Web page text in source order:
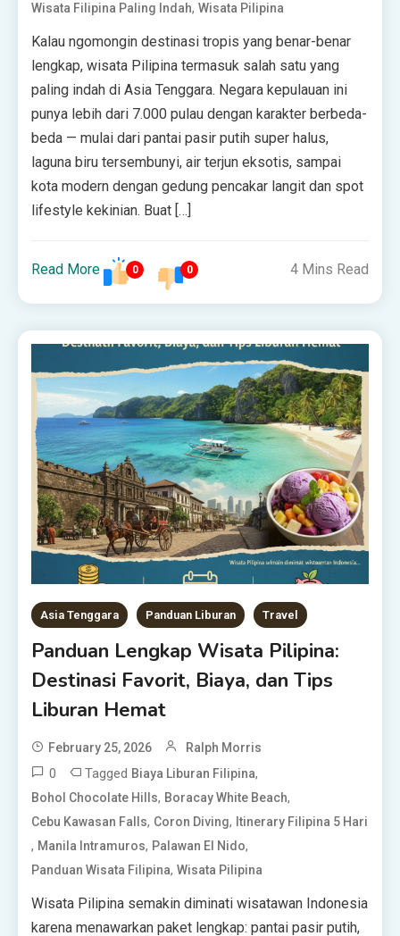
Wisata Filipina Paling Indah,Wisata Pilipina
Kalau ngomongin destinasi tropis yang benar-benar
lengkap, wisata Pilipina termasuk salah satu yang
paling indah di Asia Tenggara. Negara kepulauan ini
punya lebih dari 7.000 pulau dengan karakter berbeda-
beda — mulai dari pantai pasir putih super halus,
laguna biru tersembunyi, air terjun eksotis, sampai
kota modern dengan gedung pencakar langit dan spot
lifestyle kekinian. Buat […]
Read More 0 0 4 Mins Read
Asia Tenggara Panduan Liburan Travel
Panduan Lengkap Wisata Pilipina:
Destinasi Favorit, Biaya, dan Tips
Liburan Hemat
February 25, 2026 Ralph Morris
0 Tagged Biaya Liburan Filipina,
Bohol Chocolate Hills, Boracay White Beach,
Cebu Kawasan Falls, Coron Diving, Itinerary Filipina 5 Hari
, Manila Intramuros, Palawan El Nido,
Panduan Wisata Filipina,Wisata Pilipina
Wisata Pilipina semakin diminati wisatawan Indonesia
karena menawarkan paket lengkap: pantai pasir putih,